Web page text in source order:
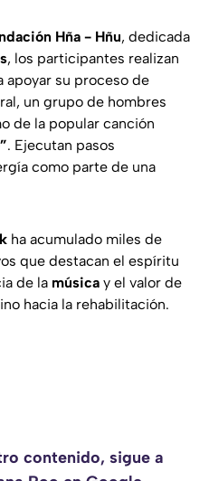
Hña - Hñu, dedicada
, los participantes realizan
apoyar su proceso de
un grupo de hombres
de la popular canción
. Ejecutan pasos
como parte de una
ha acumulado miles de
que destacan el espíritu
de la música y el valor de
hacia la rehabilitación.
contenido, sigue a